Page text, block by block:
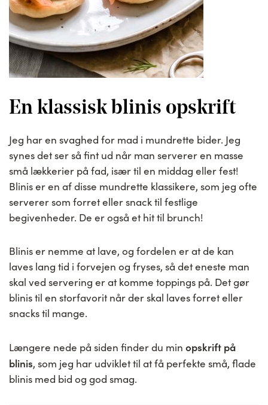
En klassisk blinis opskrift
Jeg har en svaghed for mad i mundrette bider. Jeg
synes det ser så fint ud når man serverer en masse
små lækkerier på fad, især til en middag eller fest!
Blinis er en af disse mundrette klassikere, som jeg ofte
serverer som forret eller snack til festlige
begivenheder. De er også et hit til brunch!
Blinis er nemme at lave, og fordelen er at de kan
laves lang tid i forvejen og fryses, så det eneste man
skal ved servering er at komme toppings på. Det gør
blinis til en storfavorit når der skal laves forret eller
snacks til mange.
Længere nede på siden finder du min opskrift på
blinis, som jeg har udviklet til at få perfekte små, flade
blinis med bid og god smag.